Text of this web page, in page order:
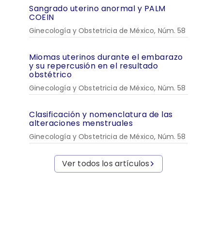
Sangrado uterino anormal y PALM
COEIN
Ginecología y Obstetricia de México, Núm. 58
Miomas uterinos durante el embarazo
y su repercusión en el resultado
obstétrico
Ginecología y Obstetricia de México, Núm. 58
Clasificación y nomenclatura de las
alteraciones menstruales
Ginecología y Obstetricia de México, Núm. 58
Ver todos los artículos